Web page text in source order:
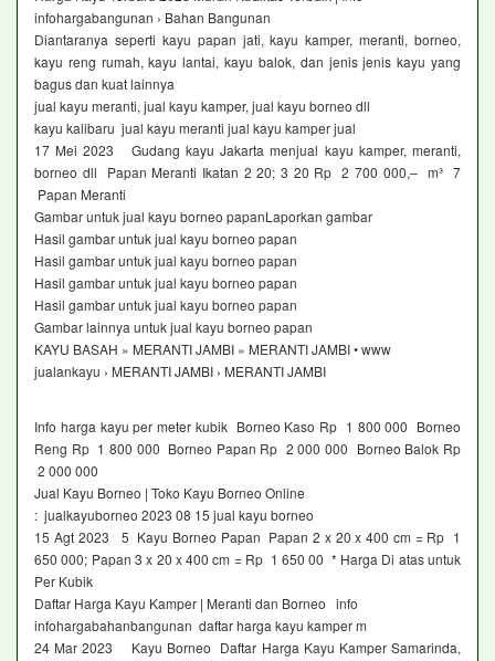
infohargabangunan › Bahan Bangunan
Diantaranya seperti kayu papan jati, kayu kamper, meranti, borneo,
kayu reng rumah, kayu lantai, kayu balok, dan jenis jenis kayu yang
bagus dan kuat lainnya
jual kayu meranti, jual kayu kamper, jual kayu borneo dll
kayu kalibaru jual kayu meranti jual kayu kamper jual
17 Mei 2023 Gudang kayu Jakarta menjual kayu kamper, meranti,
borneo dll Papan Meranti Ikatan 2 20; 3 20 Rp 2 700 000,– m³ 7
Papan Meranti
Gambar untuk jual kayu borneo papanLaporkan gambar
Hasil gambar untuk jual kayu borneo papan
Hasil gambar untuk jual kayu borneo papan
Hasil gambar untuk jual kayu borneo papan
Hasil gambar untuk jual kayu borneo papan
Gambar lainnya untuk jual kayu borneo papan
KAYU BASAH » MERANTI JAMBI » MERANTI JAMBI • www
jualankayu › MERANTI JAMBI › MERANTI JAMBI
Info harga kayu per meter kubik Borneo Kaso Rp 1 800 000 Borneo
Reng Rp 1 800 000 Borneo Papan Rp 2 000 000 Borneo Balok Rp
2 000 000
Jual Kayu Borneo | Toko Kayu Borneo Online
: jualkayuborneo 2023 08 15 jual kayu borneo
15 Agt 2023 5 Kayu Borneo Papan Papan 2 x 20 x 400 cm = Rp 1
650 000; Papan 3 x 20 x 400 cm = Rp 1 650 00 * Harga Di atas untuk
Per Kubik
Daftar Harga Kayu Kamper | Meranti dan Borneo info
infohargabahanbangunan daftar harga kayu kamper m
24 Mar 2023 Kayu Borneo Daftar Harga Kayu Kamper Samarinda,